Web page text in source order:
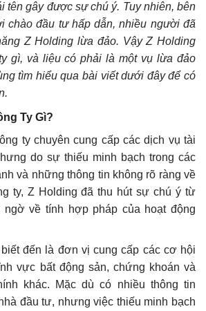
tên gây được sự chú ý. Tuy nhiên, bên
chào đầu tư hấp dẫn, nhiều người đã
Z Holding lừa đảo. Vậy Z Holding
gì, và liệu có phải là một vụ lừa đảo
tìm hiểu qua bài viết dưới đây để có
Ty Gì?
ty chuyên cung cấp các dịch vụ tài
do sự thiếu minh bạch trong các
và những thông tin không rõ ràng về
ty, Z Holding đã thu hút sự chú ý từ
về tính hợp pháp của hoạt động
đến là đơn vị cung cấp các cơ hội
vực bất động sản, chứng khoán và
khác. Mặc dù có nhiều thông tin
đầu tư, nhưng việc thiếu minh bạch